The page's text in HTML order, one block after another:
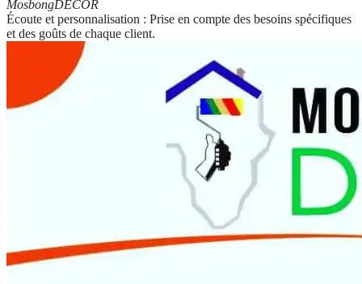
MosbongDECOR
Écoute et personnalisation : Prise en compte des besoins spécifiques
et des goûts de chaque client.